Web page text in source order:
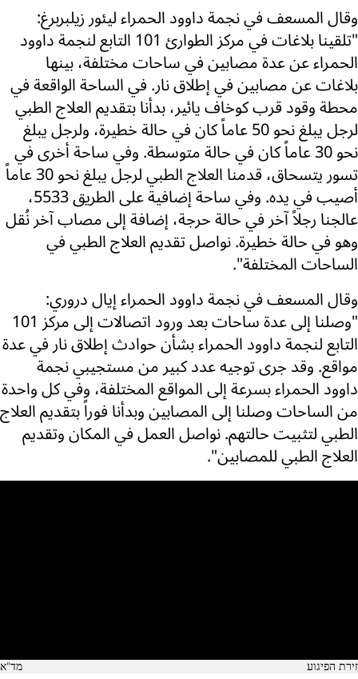
وقال المسعف في نجمة داوود الحمراء ليئور زيلبربرغ:
"تلقينا بلاغات في مركز الطوارئ 101 التابع لنجمة داوود
الحمراء عن عدة مصابين في ساحات مختلفة، بينها
بلاغات عن مصابين في إطلاق نار. في الساحة الواقعة في
محطة وقود قرب كوخاف يائير، بدأنا بتقديم العلاج الطبي
لرجل يبلغ نحو 50 عاماً كان في حالة خطيرة، ولرجل يبلغ
نحو 30 عاماً كان في حالة متوسطة. وفي ساحة أخرى في
تسور يتسحاق، قدمنا العلاج الطبي لرجل يبلغ نحو 30 عاماً
أصيب في يده. وفي ساحة إضافية على الطريق 5533،
عالجنا رجلاً آخر في حالة حرجة، إضافة إلى مصاب آخر نُقل
وهو في حالة خطيرة. نواصل تقديم العلاج الطبي في
الساحات المختلفة".
وقال المسعف في نجمة داوود الحمراء إيال دروري:
"وصلنا إلى عدة ساحات بعد ورود اتصالات إلى مركز 101
التابع لنجمة داوود الحمراء بشأن حوادث إطلاق نار في عدة
مواقع. وقد جرى توجيه عدد كبير من مستجيبي نجمة
داوود الحمراء بسرعة إلى المواقع المختلفة، وفي كل واحدة
من الساحات وصلنا إلى المصابين وبدأنا فوراً بتقديم العلاج
الطبي لتثبيت حالتهم. نواصل العمل في المكان وتقديم
العلاج الطبي للمصابين".
זירת הפיגוע מד"א